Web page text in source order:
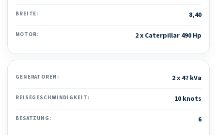
BREITE: 8,40
MOTOR: 2 x Caterpillar 490 Hp
GENERATOREN: 2 x 47 kVa
REISEGESCHWINDIGKEIT: 10 knots
BESATZUNG: 6